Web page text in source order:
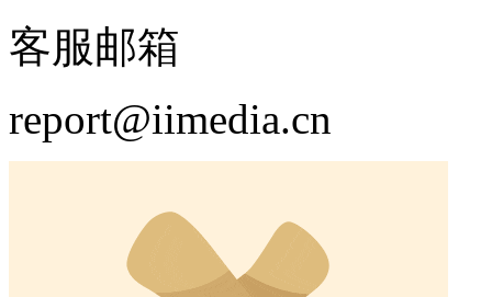
客服邮箱
report@iimedia.cn